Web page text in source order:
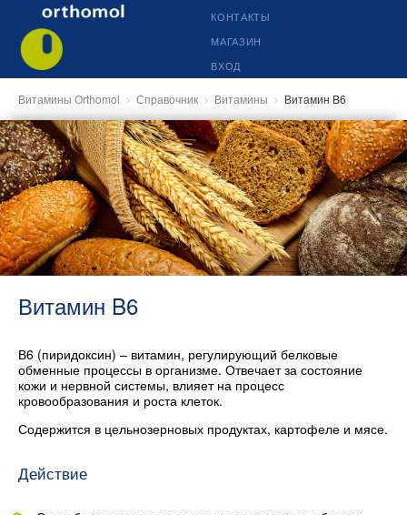
КОНТАКТЫ
МАГАЗИН
ВХОД
Витамины Orthomol Справочник Витамины Витамин B6
Витамин B6
В6 (пиридоксин) – витамин, регулирующий белковые
обменные процессы в организме. Отвечает за состояние
кожи и нервной системы, влияет на процесс
кровообразования и роста клеток.
Содержится в цельнозерновых продуктах, картофеле и мясе.
Действие